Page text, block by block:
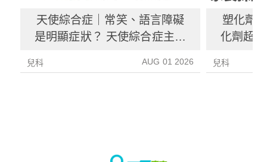
天使綜合症｜常笑、語言障礙
是明顯症狀？ 天使綜合症主要
兒科 AUG 01 2026
塑化劑
化劑超
兒科